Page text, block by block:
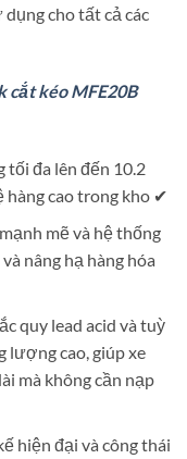
dụng cho tất cả các
cắt kéo MFE20B
tối đa lên đến 10.2
hàng cao trong kho ✔
mẽ và hệ thống
nâng hạ hàng hóa
quy lead acid và tuỳ
lượng cao, giúp xe
mà không cần nạp
hiện đại và công thái